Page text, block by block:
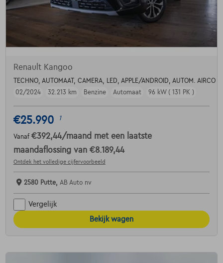
Renault Kangoo
TECHNO, AUTOMAAT, CAMERA, LED, APPLE/ANDROID, AUTOM. AIRCO
02/2024
32.213 km Benzine Automaat 96 kW ( 131 PK )
€25.990 1
Vanaf €392,44/maand met een laatste
maandaflossing van €8.189,44
Ontdek het volledige cijfervoorbeeld
2580 Putte, AB Auto nv
Vergelijk
Bekijk wagen